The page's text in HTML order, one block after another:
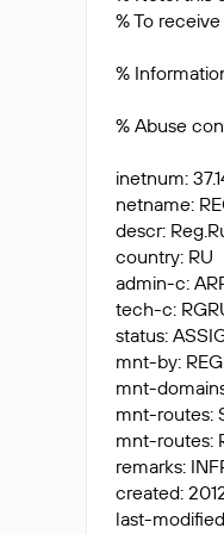
% To
%
% Abuse
inetnum:
netname:
descr:
country: RU
admin-c:
tech-c:
status:
mnt-by:
mnt-
mnt-routes:
mnt-routes:
remarks:
created:
last-